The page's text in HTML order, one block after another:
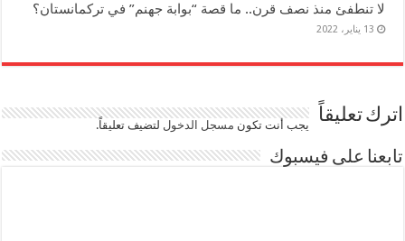
لا تنطفئ منذ نصف قرن.. ما قصة “بوابة جهنم” في تركمانستان؟
13 يناير، 2022
اترك تعليقاً يجب أنت تكون مسجل الدخوللتضيف تعليقاً.
تابعنا على فيسبوك